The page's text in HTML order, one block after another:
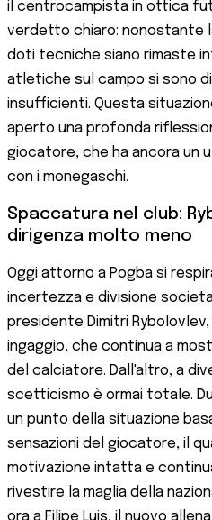
il centrocampista in ottica
verdetto chiaro: nonostante
doti tecniche siano rimaste
atletiche sul campo si sono
insufficienti. Questa
aperto una profonda
giocatore, che ha ancora un
con i monegaschi.
Spaccatura nel club:
dirigenza molto meno
Oggi attorno a Pogba si
incertezza e divisione
presidente Dimitri
ingaggio, che continua a
del calciatore. Dall'altro, a
scetticismo è ormai totale.
un punto della situazione
sensazioni del giocatore, il
motivazione intatta e
rivestire la maglia della
ora a Filipe Luis, il nuovo